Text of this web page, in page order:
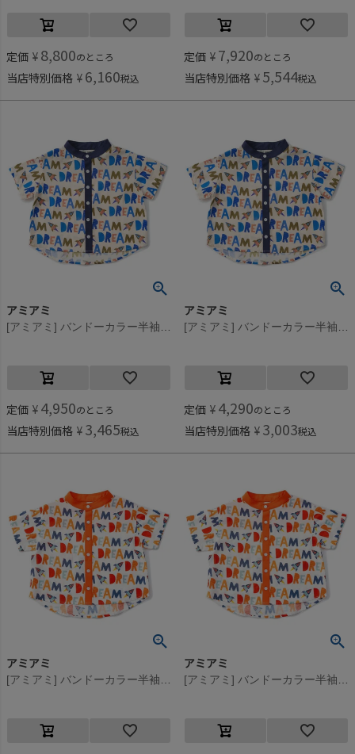
定価 ¥ 8,800のところ
当店特別価格 ¥ 6,160税込
定価 ¥ 7,920のところ
当店特別価格 ¥ 5,544税込
アミアミ
定価 ¥ 4,950のところ
当店特別価格 ¥ 3,465税込
アミアミ
定価 ¥ 4,290のところ
当店特別価格 ¥ 3,003税込
アミアミ アミアミ